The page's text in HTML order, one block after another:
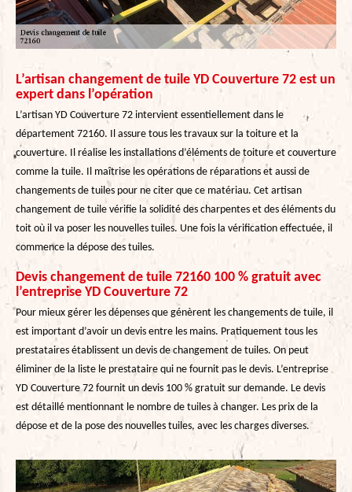
L’artisan changement de tuile YD Couverture 72 est un
expert dans l’opération
L’artisan YD Couverture 72 intervient essentiellement dans le
département 72160. Il assure tous les travaux sur la toiture et la
couverture. Il réalise les installations d’éléments de toiture et couverture
comme la tuile. Il maîtrise les opérations de réparations et aussi de
changements de tuiles pour ne citer que ce matériau. Cet artisan
changement de tuile vérifie la solidité des charpentes et des éléments du
toit où il va poser les nouvelles tuiles. Une fois la vérification effectuée, il
commence la dépose des tuiles.
Devis changement de tuile 72160 100 % gratuit avec
l’entreprise YD Couverture 72
Pour mieux gérer les dépenses que génèrent les changements de tuile, il
est important d’avoir un devis entre les mains. Pratiquement tous les
prestataires établissent un devis de changement de tuiles. On peut
éliminer de la liste le prestataire qui ne fournit pas le devis. L’entreprise
YD Couverture 72 fournit un devis 100 % gratuit sur demande. Le devis
est détaillé mentionnant le nombre de tuiles à changer. Les prix de la
dépose et de la pose des nouvelles tuiles, avec les charges diverses.